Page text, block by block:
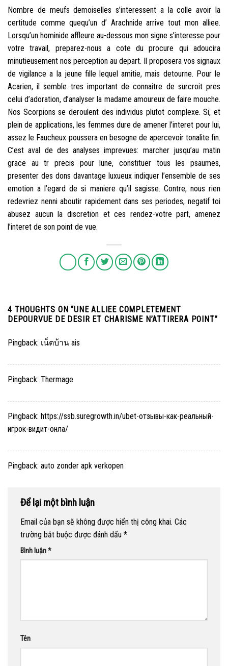
Nombre de meufs demoiselles s’interessent a la colle avoir la
certitude comme quequ’un d’ Arachnide arrive tout mon alliee.
Lorsqu’un hominide affleure au-dessous mon signe s’interesse pour
votre travail, preparez-nous a cote du procure qui adoucira
minutieusement nos perception au depart. Il proposera vos signaux
de vigilance a la jeune fille lequel amitie, mais detourne. Pour le
Acarien, il semble tres important de connaitre de surcroit pres
celui d’adoration, d’analyser la madame amoureux de faire mouche.
Nos Scorpions se deroulent des individus plutot complexe. Si, et
plein de applications, les femmes dure de amener l’interet pour lui,
assez le Faucheux poussera en besogne de apercevoir tonalite fin.
C’est aval de des analyses imprevues: marcher jusqu’au matin
grace au tr precis pour lune, constituer tous les psaumes,
presenter des dons davantage luxueux indiquer l’ensemble de ses
emotion a l’egard de si maniere qu’il sagisse. Contre, nous rien
redevriez nenni aboutir rapidement dans ses periodes, negatif toi
abusez aucun la discretion et ces rendez-votre part, amenez
l’interet de son point de vue.
4 THOUGHTS ON “UNE ALLIEE COMPLETEMENT
DEPOURVUE DE DESIR ET CHARISME N’ATTIRERA POINT”
Pingback: เน็ตบ้าน ais
Pingback: Thermage
Pingback: https://ssb.suregrowth.in/ubet-отзывы-как-реальный-
игрок-видит-онла/
Pingback: auto zonder apk verkopen
Để lại một bình luận
Email của bạn sẽ không được hiển thị công khai. Các
trường bắt buộc được đánh dấu *
Bình luận*
Tên